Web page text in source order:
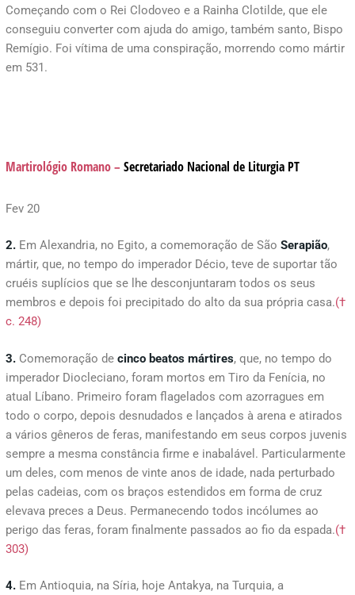
Começando com o Rei Clodoveo e a Rainha Clotilde, que ele
conseguiu converter com ajuda do amigo, também santo, Bispo
Remígio. Foi vítima de uma conspiração, morrendo como mártir
em 531.
Martirológio Romano– Secretariado Nacional de Liturgia PT
Fev 20
2. Em Alexandria, no Egito, a comemoração de São Serapião,
mártir, que, no tempo do imperador Décio, teve de suportar tão
cruéis suplícios que se lhe desconjuntaram todos os seus
membros e depois foi precipitado do alto da sua própria casa.(†
c. 248)
3. Comemoração de cinco beatos mártires, que, no tempo do
imperador Diocleciano, foram mortos em Tiro da Fenícia, no
atual Líbano. Primeiro foram flagelados com azorragues em
todo o corpo, depois desnudados e lançados à arena e atirados
a vários gêneros de feras, manifestando em seus corpos juvenis
sempre a mesma constância firme e inabalável. Particularmente
um deles, com menos de vinte anos de idade, nada perturbado
pelas cadeias, com os braços estendidos em forma de cruz
elevava preces a Deus. Permanecendo todos incólumes ao
perigo das feras, foram finalmente passados ao fio da espada.(†
303)
4. Em Antioquia, na Síria, hoje Antakya, na Turquia, a